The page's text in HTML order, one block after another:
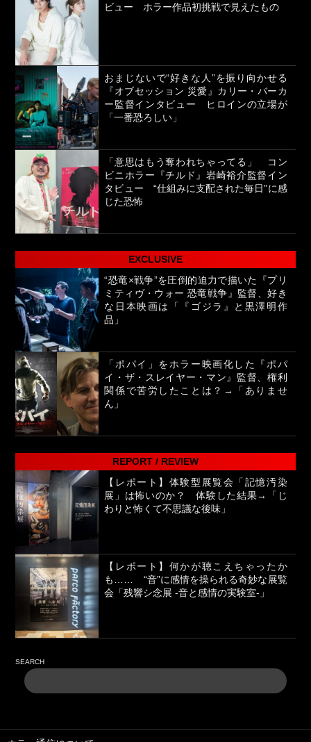
ビュー ホラー作品初挑戦で見えたもの
おまじないで“好きな人”を振り向かせる
『オブセッション 災愛』カリー・バーカ
ー監督インタビュー ヒロインの立場が
「一番恐ろしい」
「意思はもう奪われちゃってる」 コン
ビニホラー『チルド』岩崎裕介監督イン
タビュー “仕組みに支配された毎日”に感
じた恐怖
EXCLUSIVE
“恐竜×戦争”を圧倒的迫力で描いた『プリ
ミティヴ・ウォー 恐竜戦争』監督、好き
な日本映画は「『ゴジラ』と黒澤明作
品」
「ポパイ」をホラー映画化した『ポパ
イ・ザ・スレイヤー・マン』監督、権利
関係で苦労したことは？→「ありませ
ん」
REPORT / REVIEW
【レポート】体験型展覧会「記憶汚染
展」は怖いのか？ 体験した結果→「じ
わりと怖くて不思議な後味」
【レポート】何かが聴こえちゃったか
も…… “音”に感情を操られる奇妙な展覧
会「残響シ念展 -⾳と感情の実験室-」
SEARCH